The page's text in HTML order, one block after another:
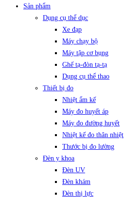
Sản phẩm
Dụng cụ thể dục
Xe đạp
Máy chạy bộ
Máy tập cơ bụng
Ghế tạ-đòn tạ-tạ
Dụng cụ thể thao
Thiết bị đo
Nhiệt ẩm kế
Máy đo huyết áp
Máy đo đường huyết
Nhiệt kế đo thân nhiệt
Thước bị đo lường
Đèn y khoa
Đèn UV
Đèn khám
Đèn thị lực